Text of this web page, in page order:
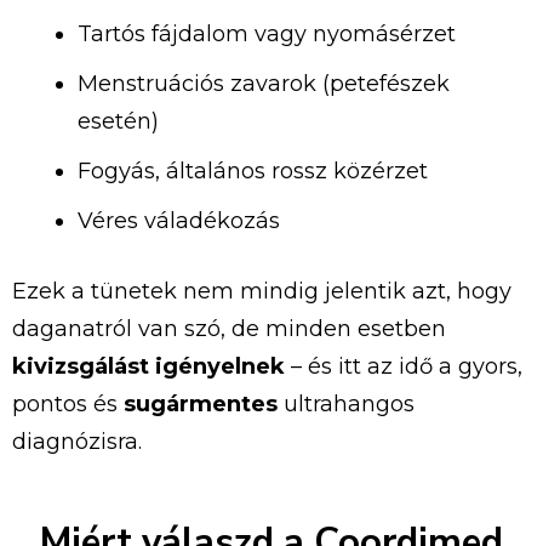
Tartós fájdalom vagy nyomásérzet
Menstruációs zavarok (petefészek
esetén)
Fogyás, általános rossz közérzet
Véres váladékozás
Ezek a tünetek nem mindig jelentik azt, hogy
daganatról van szó, de minden esetben
kivizsgálást igényelnek – és itt az idő a gyors,
pontos és sugármentes ultrahangos
diagnózisra.